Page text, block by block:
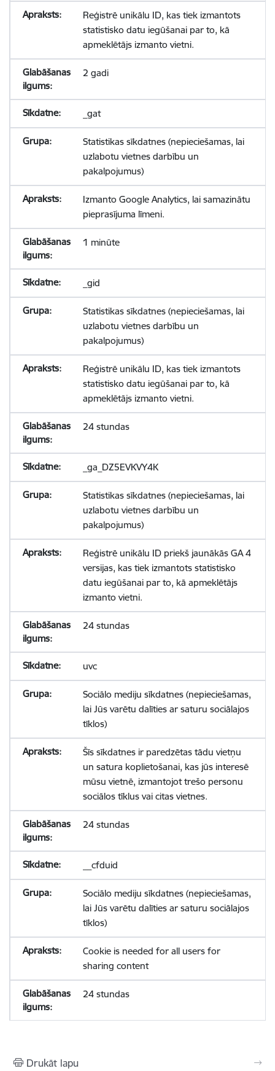
Reģistrē unikālu ID, kas tiek izmantots
statistisko datu iegūšanai par to, kā
apmeklētājs izmanto vietni.
2 gadi
_gat
Statistikas sīkdatnes (nepieciešamas, lai
uzlabotu vietnes darbību un
pakalpojumus)
Izmanto Google Analytics, lai samazinātu
pieprasījuma līmeni.
1 minūte
_gid
Statistikas sīkdatnes (nepieciešamas, lai
uzlabotu vietnes darbību un
pakalpojumus)
Reģistrē unikālu ID, kas tiek izmantots
statistisko datu iegūšanai par to, kā
apmeklētājs izmanto vietni.
24 stundas
_ga_DZ5EVKVY4K
Statistikas sīkdatnes (nepieciešamas, lai
uzlabotu vietnes darbību un
pakalpojumus)
Reģistrē unikālu ID priekš jaunākās GA 4
versijas, kas tiek izmantots statistisko
datu iegūšanai par to, kā apmeklētājs
izmanto vietni.
24 stundas
uvc
Sociālo mediju sīkdatnes (nepieciešamas,
lai Jūs varētu dalīties ar saturu sociālajos
tīklos)
Šīs sīkdatnes ir paredzētas tādu vietņu
un satura koplietošanai, kas jūs interesē
mūsu vietnē, izmantojot trešo personu
sociālos tīklus vai citas vietnes.
24 stundas
__cfduid
Sociālo mediju sīkdatnes (nepieciešamas,
lai Jūs varētu dalīties ar saturu sociālajos
tīklos)
Cookie is needed for all users for
sharing content
24 stundas
Drukāt lapu